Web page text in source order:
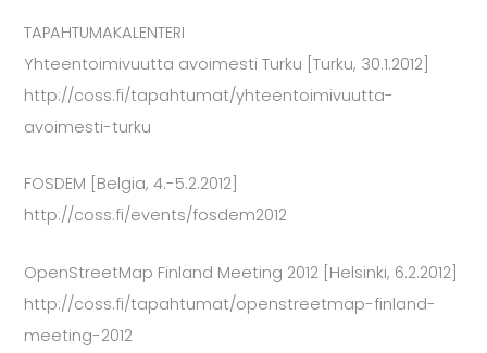
TAPAHTUMAKALENTERI
Yhteentoimivuutta avoimesti Turku [Turku, 30.1.2012]
http://coss.fi/tapahtumat/yhteentoimivuutta-
avoimesti-turku
FOSDEM [Belgia, 4.-5.2.2012]
http://coss.fi/events/fosdem2012
OpenStreetMap Finland Meeting 2012 [Helsinki, 6.2.2012]
http://coss.fi/tapahtumat/openstreetmap-finland-
meeting-2012